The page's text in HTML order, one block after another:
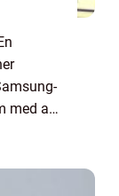
med att